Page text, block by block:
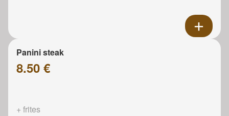
Panini steak
8.50 €
+ frites